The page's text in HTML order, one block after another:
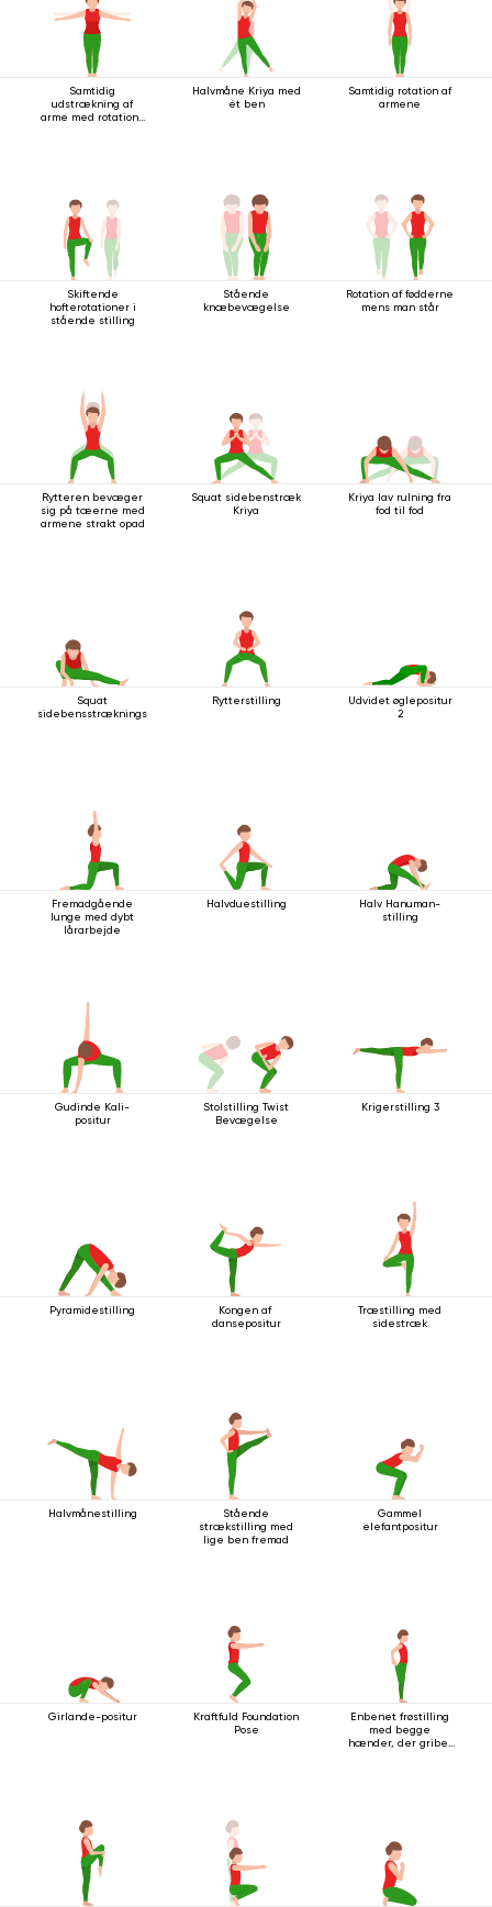
Samtidig
udstrækning af
arme med rotation i
Halvmåne Kriya med
ét ben
Samtidig rotation af
armene
Skiftende
hofterotationer i
stående stilling
Stående
knæbevægelse
Rotation af fødderne
mens man står
Rytteren bevæger
sig på tæerne med
armene strakt opad
Squat sidebenstræk
Kriya
Kriya lav rulning fra
fod til fod
Squat
sidebensstrækningsstilling
Rytterstilling
Udvidet øglepositur
2
Fremadgående
lunge med dybt
lårarbejde
Halvduestilling
Halv Hanuman-
stilling
Gudinde Kali-
positur
Stolstilling Twist
Bevægelse
Krigerstilling 3
Pyramidestilling
Kongen af ​​
dansepositur
Træstilling med
sidestræk
Halvmånestilling
Stående
strækstilling med
lige ben fremad
Gammel
elefantpositur
Girlande-positur
Kraftfuld Foundation
Pose
Enbenet frøstilling
med begge
hænder, der griber